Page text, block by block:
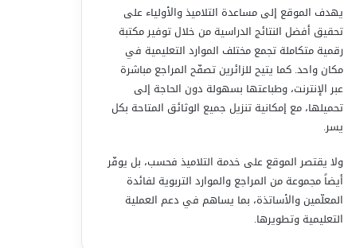
يهدف الموقع إلى مساعدة التلاميذ والأولياء على
تحقيق أفضل النتائج الدراسية من خلال توفير مكتبة
رقمية متكاملة تجمع مختلف الموارد التعليمية في
مكان واحد. كما يتيح للزائرين تصفّح المراجع مباشرة
عبر الإنترنت، وطباعتها بسهولة دون الحاجة إلى
تحميلها، مع إمكانية تنزيل جميع الوثائق المتاحة بكل
يسر.
ولا يقتصر الموقع على خدمة التلاميذ فحسب، بل يوفّر
أيضاً مجموعة من المراجع والموارد التربوية لفائدة
المعلّمين والأساتذة، بما يساهم في دعم العملية
التعليمية وتطويرها.